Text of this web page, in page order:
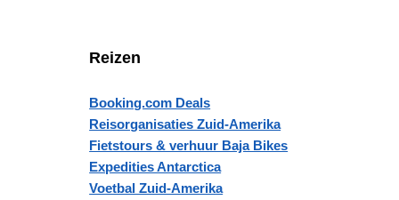
Reizen
Booking.com Deals
Reisorganisaties Zuid-Amerika
Fietstours & verhuur Baja Bikes
Expedities Antarctica
Voetbal Zuid-Amerika